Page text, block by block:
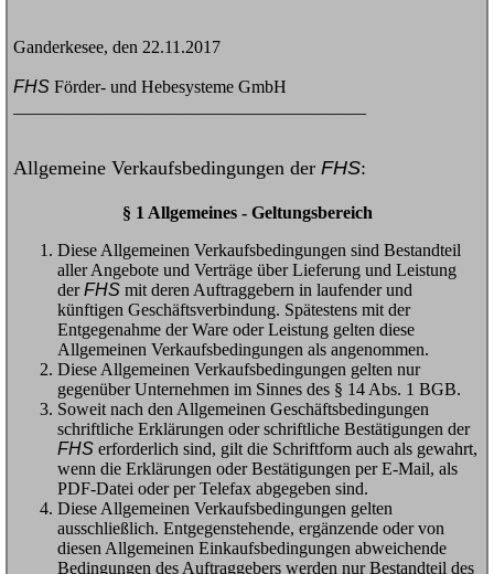
Ganderkesee, den 22.11.2017
FHS Förder- und Hebesysteme GmbH
Allgemeine Verkaufsbedingungen der FHS:
§ 1 Allgemeines - Geltungsbereich
Diese Allgemeinen Verkaufsbedingungen sind Bestandteil
aller Angebote und Verträge über Lieferung und Leistung
derFHS mit deren Auftraggebern in laufender und
künftigen Geschäftsverbindung. Spätestens mit der
Entgegenahme der Ware oder Leistung gelten diese
Allgemeinen Verkaufsbedingungen als angenommen.
Diese Allgemeinen Verkaufsbedingungen gelten nur
gegenüber Unternehmen im Sinnes des § 14 Abs. 1 BGB.
Soweit nach den Allgemeinen Geschäftsbedingungen
schriftliche Erklärungen oder schriftliche Bestätigungen der
FHS erforderlich sind, gilt die Schriftform auch als gewahrt,
wenn die Erklärungen oder Bestätigungen per E-Mail, als
PDF-Datei oder per Telefax abgegeben sind.
Diese Allgemeinen Verkaufsbedingungen gelten
ausschließlich. Entgegenstehende, ergänzende oder von
diesen Allgemeinen Einkaufsbedingungen abweichende
Bedingungen des Auftraggebers werden nur Bestandteil des